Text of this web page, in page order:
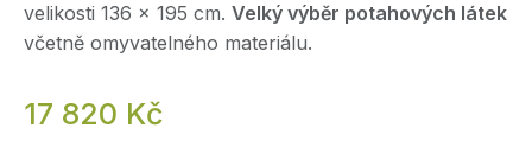
velikosti 136 x 195 cm. Velký výběr potahových látek
včetně omyvatelného materiálu.
17 820 Kč